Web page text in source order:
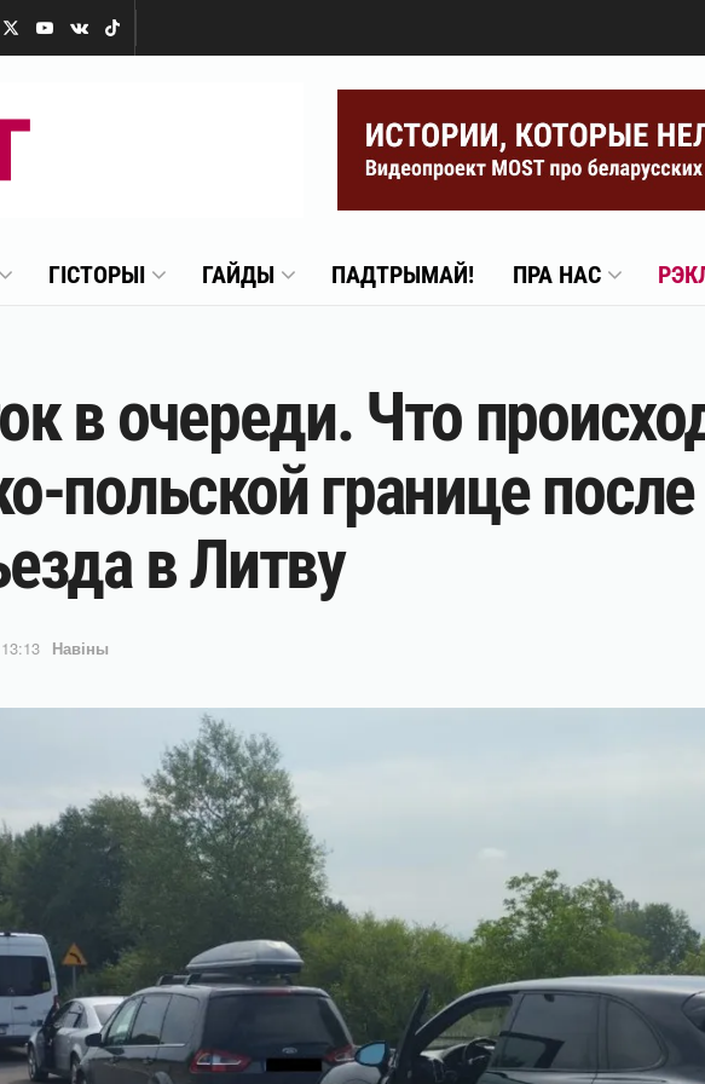
ГІСТОРЫІ ГАЙДЫ ПАДТРЫМАЙ! ПРА НАС
в очереди. Что
польской границе
в Литву
Навіны